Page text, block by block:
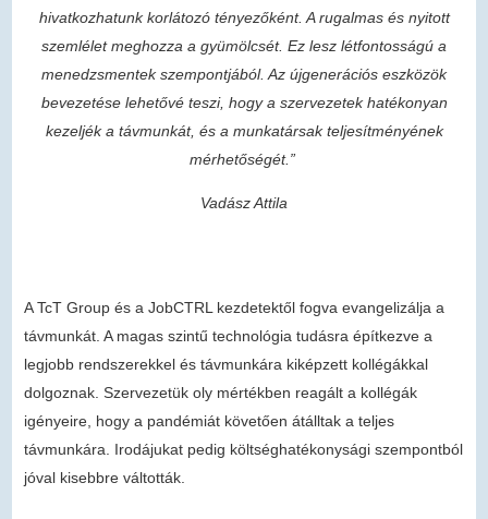
hivatkozhatunk korlátozó tényezőként. A rugalmas és nyitott
szemlélet meghozza a gyümölcsét. Ez lesz létfontosságú a
menedzsmentek szempontjából. Az újgenerációs eszközök
bevezetése lehetővé teszi, hogy a szervezetek hatékonyan
kezeljék a távmunkát, és a munkatársak teljesítményének
mérhetőségét.”
Vadász Attila
A TcT Group és a JobCTRL kezdetektől fogva evangelizálja a
távmunkát. A magas szintű technológia tudásra építkezve a
legjobb rendszerekkel és távmunkára kiképzett kollégákkal
dolgoznak. Szervezetük oly mértékben reagált a kollégák
igényeire, hogy a pandémiát követően átálltak a teljes
távmunkára. Irodájukat pedig költséghatékonysági szempontból
jóval kisebbre váltották.